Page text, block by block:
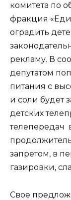
комитета по
фракция
оградить
рекламу. В
депутатом
питания с
и соли будет
детских
телепередач
запретом, в
газировки,
Свое